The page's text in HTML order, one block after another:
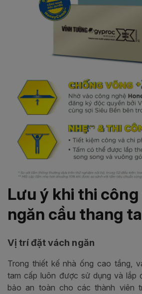
Lưu ý khi thi
ngăn cầu thang
Vị trí đặt vách ngăn
Trong thiết kế nhà ống cao tầng,
tam cấp luôn được sử dụng và lắp
bảo an toàn cho các thành viên